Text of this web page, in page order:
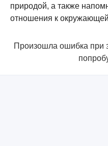
природой, а также
отношения к
Произошла ошибка при